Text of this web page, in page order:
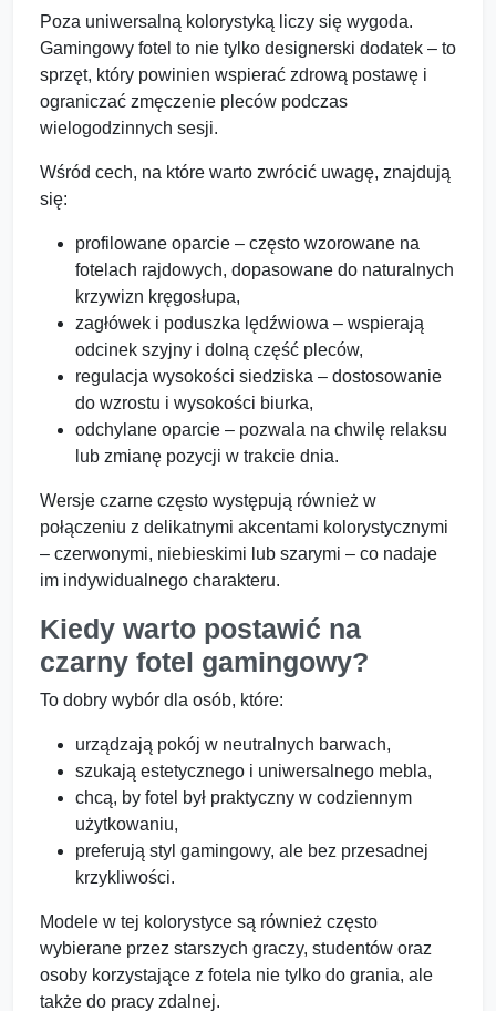
Poza uniwersalną kolorystyką liczy się wygoda.
Gamingowy fotel to nie tylko designerski dodatek – to
sprzęt, który powinien wspierać zdrową postawę i
ograniczać zmęczenie pleców podczas
wielogodzinnych sesji.
Wśród cech, na które warto zwrócić uwagę, znajdują
się:
profilowane oparcie – często wzorowane na
fotelach rajdowych, dopasowane do naturalnych
krzywizn kręgosłupa,
zagłówek i poduszka lędźwiowa – wspierają
odcinek szyjny i dolną część pleców,
regulacja wysokości siedziska – dostosowanie
do wzrostu i wysokości biurka,
odchylane oparcie – pozwala na chwilę relaksu
lub zmianę pozycji w trakcie dnia.
Wersje czarne często występują również w
połączeniu z delikatnymi akcentami kolorystycznymi
– czerwonymi, niebieskimi lub szarymi – co nadaje
im indywidualnego charakteru.
Kiedy warto postawić na
czarny fotel gamingowy?
To dobry wybór dla osób, które:
urządzają pokój w neutralnych barwach,
szukają estetycznego i uniwersalnego mebla,
chcą, by fotel był praktyczny w codziennym
użytkowaniu,
preferują styl gamingowy, ale bez przesadnej
krzykliwości.
Modele w tej kolorystyce są również często
wybierane przez starszych graczy, studentów oraz
osoby korzystające z fotela nie tylko do grania, ale
także do pracy zdalnej.